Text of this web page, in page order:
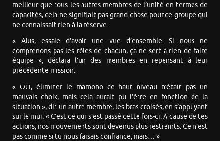
meilleur que tous les autres membres de l’unité en termes de
capacités, cela ne signifiait pas grand-chose pour ce groupe qui
ne connaissait rien à la réserve.
« Alus, essaie d’avoir une vue d’ensemble. Si nous ne
comprenons pas les rôles de chacun, ça ne sert à rien de faire
équipe », déclara l’un des membres en repensant à leur
précédente mission.
« Oui, éliminer le mamono de haut niveau n’était pas un
mauvais choix, mais cela aurait pu l’être en fonction de la
situation », dit un autre membre, les bras croisés, en s’appuyant
sur le mur. « C’est ce qui s’est passé cette fois-ci. À cause de tes
actions, nos mouvements sont devenus plus restreints. Ce n’est
pas comme si tu nous faisais confiance, mais… »